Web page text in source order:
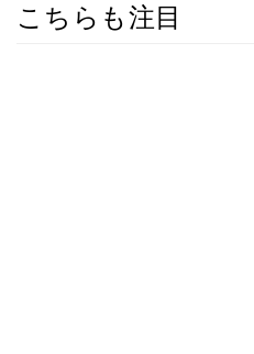
こちらも注目